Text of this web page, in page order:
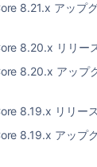
8.21.x アップ
8.20.x リリー
8.20.x アップ
8.19.x リリー
8.19.x アップ
anonymization
anonymization
anonymization